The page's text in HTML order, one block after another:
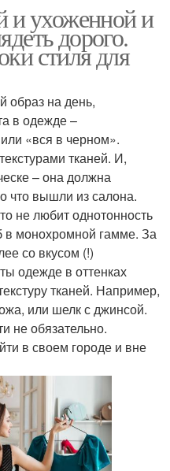
и ухоженной и
дорого.
стиля для
образ на день,
в одежде –
«вся в черном».
тканей. И,
– она должна
что вышли из салона.
не любит однотонность
в монохромной гамме. За
со вкусом (!)
одежде в оттенках
тканей. Например,
или шелк с джинсой.
не обязательно.
в своем городе и вне